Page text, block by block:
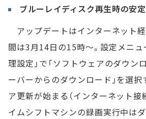
ブルーレイディスク再生時の安
アップデートはインターネット
間は3月14日の15時～。設定メニュ
理設定」で「ソフトウェアのダウン
ーバーからのダウンロード」を選
ア更新が始まる（インターネット接
イムシフトマシンの録画実行中は